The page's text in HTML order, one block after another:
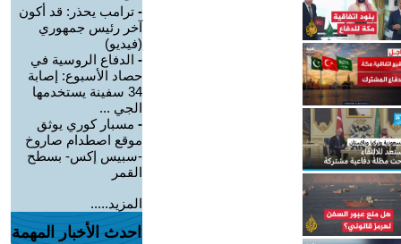
- ترامب يحذر: قد أكون
آخر رئيس جمهوري
(فيديو)
- الدفاع الروسية في
حصاد الأسبوع: إصابة
34 سفينة يستخدمها
الجي ...
- مسبار كوري يوثق
موقع اصطدام صاروخ
-سبيس إكس- بسطح
القمر
المزيد.....
احدث الأخبار المهمة